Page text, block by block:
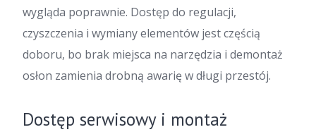
wygląda poprawnie. Dostęp do regulacji,
czyszczenia i wymiany elementów jest częścią
doboru, bo brak miejsca na narzędzia i demontaż
osłon zamienia drobną awarię w długi przestój.
Dostęp serwisowy i montaż